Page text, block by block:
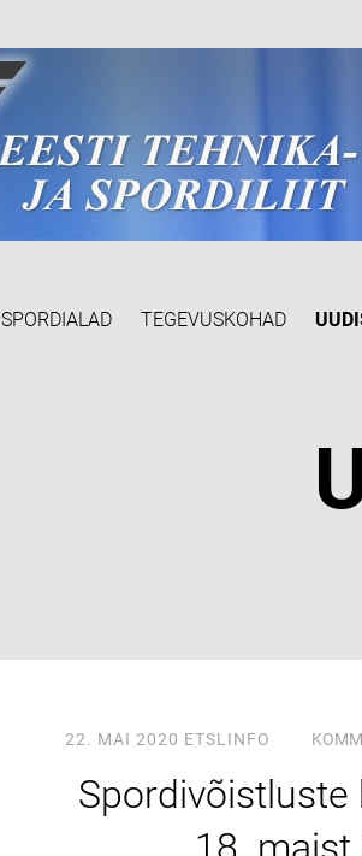
SPORDIALAD TEGEVUSKOHAD
22. MAI 2020 ETSLINFO
Spordivõistluste